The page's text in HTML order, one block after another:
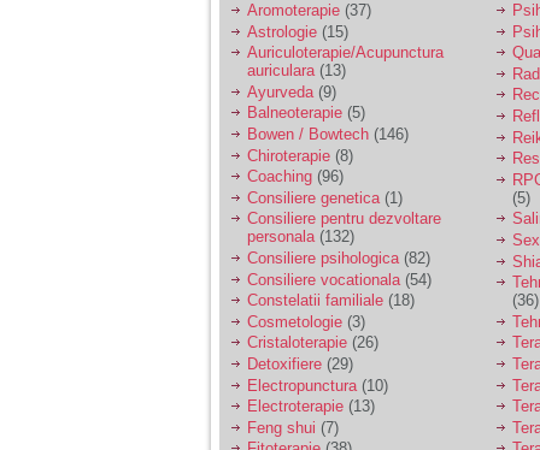
Sunt casatorita, am
31 de ani si un copil in
varsta de 2 ani care
mi-e lumina ochilor.
De ceva timp simt ca
mi s-a adunat
oboseala, o oboseala
cronica de care nu pot
scapa si simt ca din
cauza ei nu pot
controla nervii si
cateodata are copilul
de suferit.
Am o bariera peste
care nu pot trece:
prietena mea a ramas
insarcinata cu o fata.
Am fost de comun
acord sa facem un
copil, cu gandul ca e
baiat.
Aromoterapie (37)
Astrologie (15)
Auriculoterapie/Acupunctura
auriculara(13)
Ayurveda (9)
Balneoterapie (5)
Bowen / Bowtech (146)
Chiroterapie (8)
Coaching (96)
Consiliere genetica (1)
Consiliere pentru dezvoltare
personala(132)
Consiliere psihologica (82)
Consiliere vocationala (54)
Constelatii familiale (18)
Cosmetologie (3)
Cristaloterapie (26)
Detoxifiere (29)
Electropunctura (10)
Electroterapie (13)
Feng shui (7)
(5)
(36)